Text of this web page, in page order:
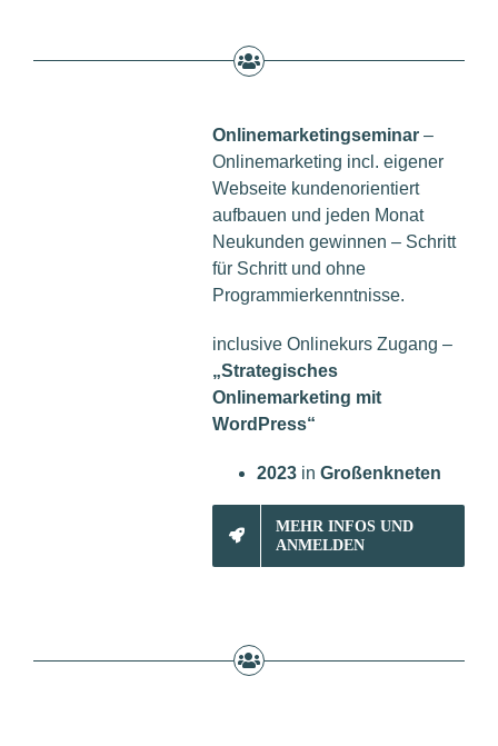
Onlinemarketingseminar –
Onlinemarketing incl. eigener
Webseite kundenorientiert
aufbauen und jeden Monat
Neukunden gewinnen – Schritt
für Schritt und ohne
Programmierkenntnisse.
inclusive Onlinekurs Zugang –
„Strategisches
Onlinemarketing mit
WordPress“
2023 in Großenkneten
MEHR INFOS UND
ANMELDEN